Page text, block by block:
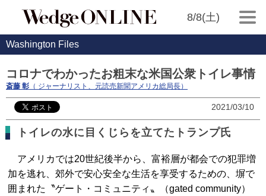
8/8(土)
Washington Files
コロナでわかったお粗末な米国公衆トイレ事情
斎藤 彰 （ ジャーナリスト、元読売新聞アメリカ総局長）
2021/03/10
トイレの水に目くじらを立てたトランプ氏
アメリカでは20世紀後半から、富裕層が都会での犯罪増
加を逃れ、郊外で安心安全な生活を享受するための、塀で
囲まれた〝ゲート・コミュニティ〟（gated community）